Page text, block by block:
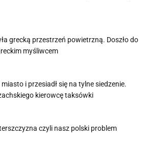
grecką przestrzeń powietrzną. Doszło do
myśliwcem
i przesiadł się na tylne siedzenie.
kierowcę taksówki
czyli nasz polski problem